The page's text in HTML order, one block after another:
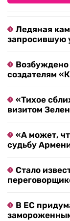
Ледяная
запросившую
Возбуждено
создателям
«Тихое
визитом
«А может,
судьбу
Стало
В ЕС